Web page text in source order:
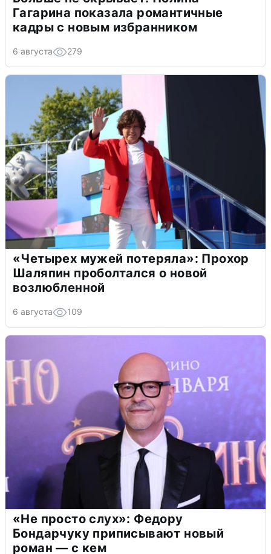
Гагарина показала романтичные
кадры с новым избранником
6 августа 279
«Четырех мужей потеряла»: Прохор
Шаляпин проболтался о новой
возлюбленной
6 августа 109
«Не просто слух»: Федору
Бондарчуку приписывают новый
роман — с кем